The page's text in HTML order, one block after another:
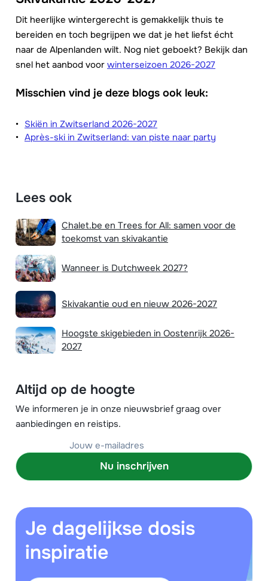
Dit heerlijke wintergerecht is gemakkelijk thuis te
bereiden en toch begrijpen we dat je het liefst écht
naar de Alpenlanden wilt. Nog niet geboekt? Bekijk dan
snel het aanbod voor winterseizoen 2026-2027
Misschien vind je deze blogs ook leuk:
Skiën in Zwitserland 2026-2027
Après-ski in Zwitserland: van piste naar party
Lees ook
Chalet.be en Trees for All: samen voor de
toekomst van skivakantie
Wanneer is Dutchweek 2027?
Skivakantie oud en nieuw 2026-2027
Hoogste skigebieden in Oostenrijk 2026-
2027
Altijd op de hoogte
We informeren je in onze nieuwsbrief graag over
aanbiedingen en reistips.
Nu inschrijven
Je dagelijkse dosis
inspiratie